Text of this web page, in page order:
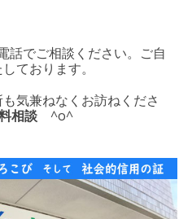
話でご相談ください。ご自
ております。
気兼ねなくお訪ねくださ
相談 ^o^